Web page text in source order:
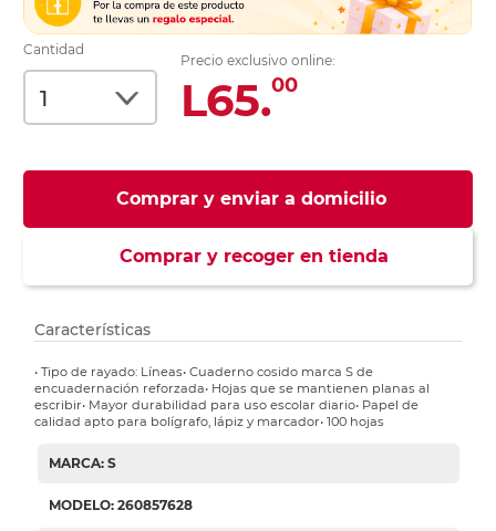
Cantidad
Precio exclusivo online:
L65.00
Comprar y enviar a domicilio
Comprar y recoger en tienda
Características
• Tipo de rayado: Líneas• Cuaderno cosido marca S de
encuadernación reforzada• Hojas que se mantienen planas al
escribir• Mayor durabilidad para uso escolar diario• Papel de
calidad apto para bolígrafo, lápiz y marcador• 100 hojas
MARCA: S
MODELO: 260857628